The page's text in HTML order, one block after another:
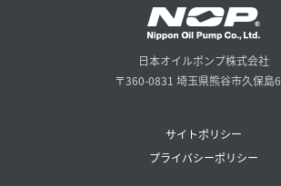
日本オイルポンプ株式会社
〒360-0831 埼玉県熊谷市久保島
サイトポリシー
プライバシーポリシー